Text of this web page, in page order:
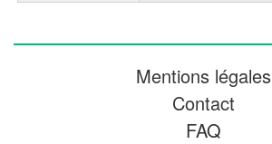
Mentions légales
Contact
FAQ